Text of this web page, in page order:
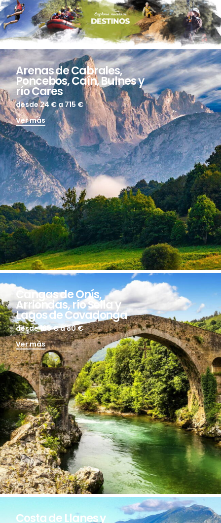
Arenas de Cabrales,
Poncebos, Caín, Bulnes y
río Cares
desde 24 € a 715 €
Ver más
Cangas de Onís,
Arriondas, río Sella y
Lagos de Covadonga
desde 165 €a 80 €
Ver más
Costa de Llanes y